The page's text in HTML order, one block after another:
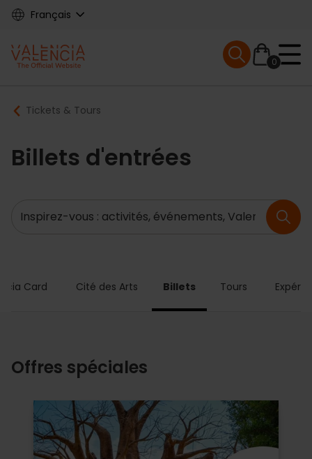
Skip
content
Français
Main
navigation
0
Mobile menu
Breadcrumb
Tickets & Tours
Billets d'entrées
Recherche
Card Cité des Arts Billets Tours
Offres spéciales